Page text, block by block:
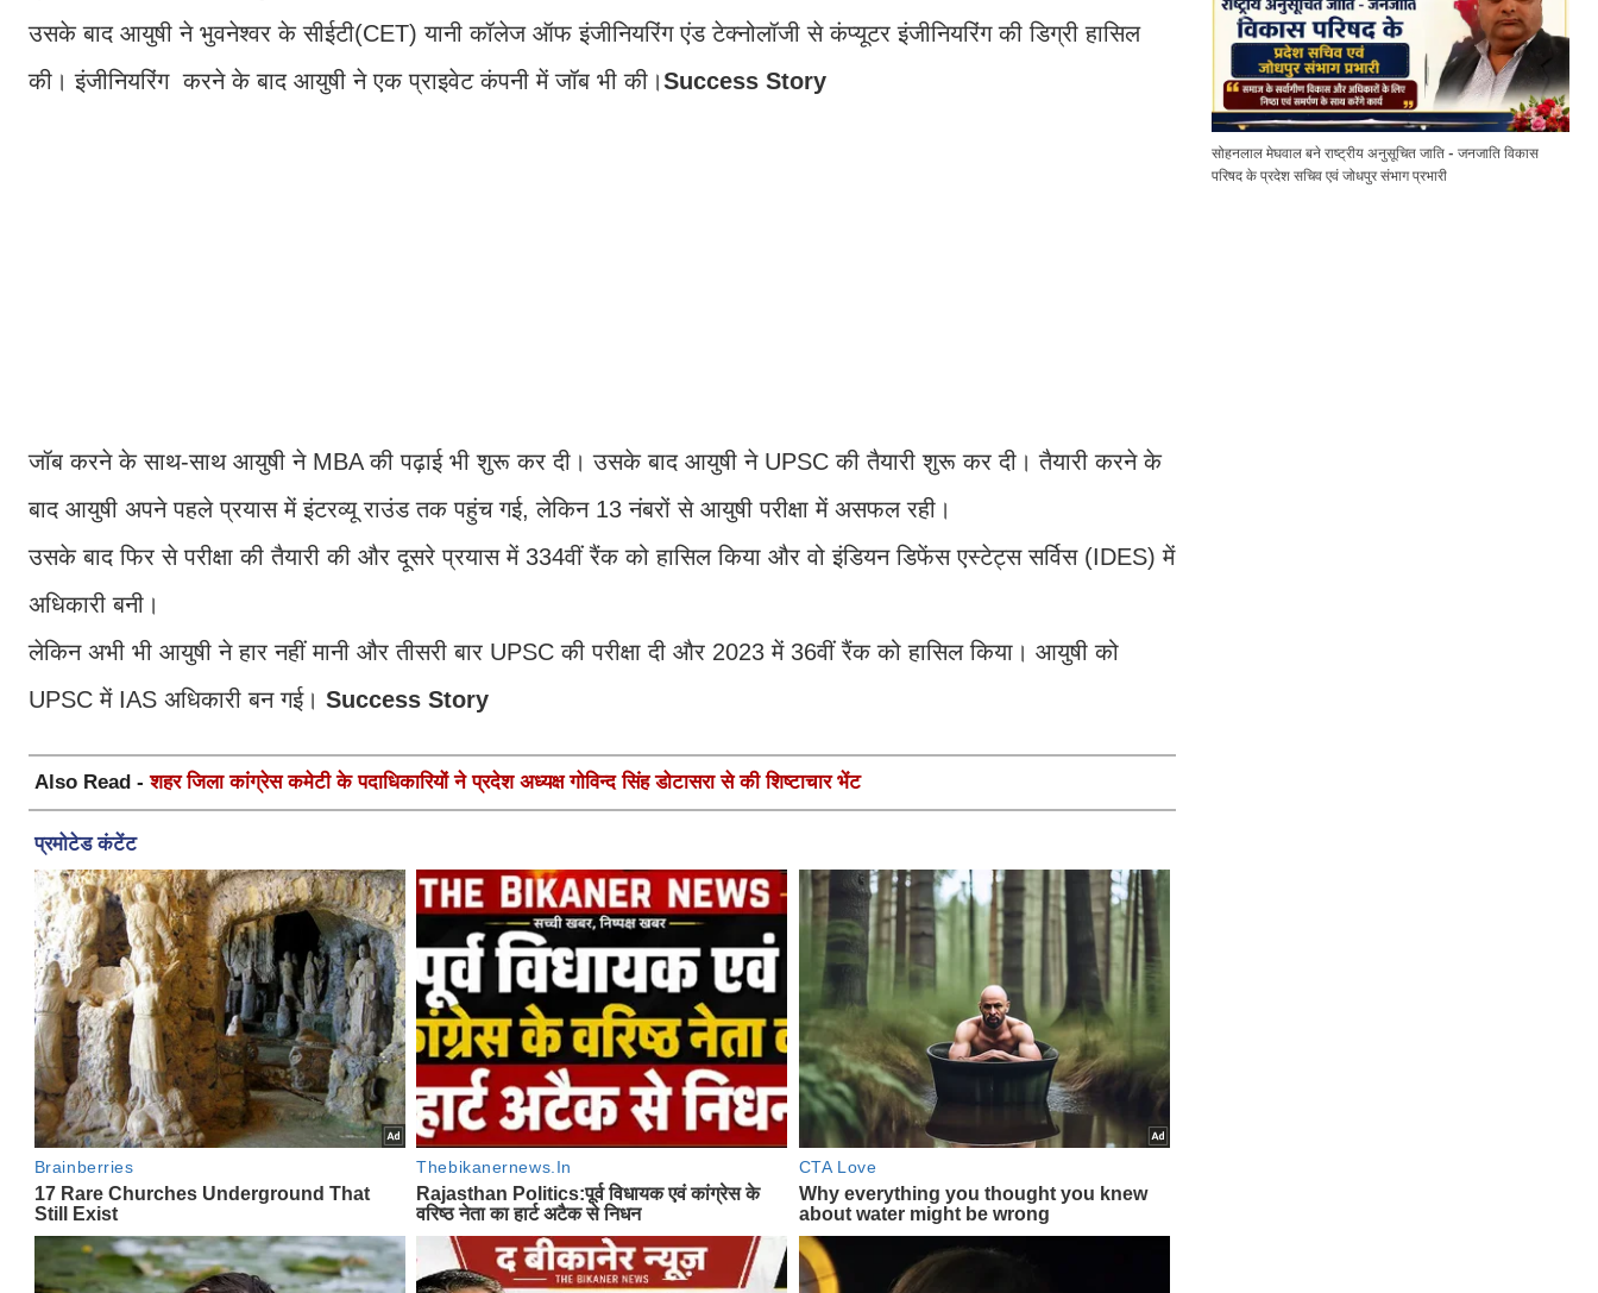
उसके बाद आयुषी ने भुवनेश्वर के सीईटी(CET) यानी कॉलेज ऑफ इंजीनियरिंग एंड टेक्नोलॉजी से कंप्यूटर इंजीनियरिंग की डिग्री हासिल
की। इंजीनियरिंग करने के बाद आयुषी ने एक प्राइवेट कंपनी में जॉब भी की।Success Story
जॉब करने के साथ-साथ आयुषी ने MBA की पढ़ाई भी शुरू कर दी। उसके बाद आयुषी ने UPSC की तैयारी शुरू कर दी। तैयारी करने के
बाद आयुषी अपने पहले प्रयास में इंटरव्यू राउंड तक पहुंच गई, लेकिन 13 नंबरों से आयुषी परीक्षा में असफल रही।
उसके बाद फिर से परीक्षा की तैयारी की और दूसरे प्रयास में 334वीं रैंक को हासिल किया और वो इंडियन डिफेंस एस्टेट्स सर्विस (IDES) में
अधिकारी बनी।
लेकिन अभी भी आयुषी ने हार नहीं मानी और तीसरी बार UPSC की परीक्षा दी और 2023 में 36वीं रैंक को हासिल किया। आयुषी को
UPSC में IAS अधिकारी बन गई। Success Story
Also Read -शहर जिला कांग्रेस कमेटी के पदाधिकारियों ने प्रदेश अध्यक्ष गोविन्द सिंह डोटासरा से की शिष्टाचार भेंट
सोहनलाल मेघवाल बने राष्ट्रीय अनुसूचित जाति - जनजाति विकास
परिषद के प्रदेश सचिव एवं जोधपुर संभाग प्रभारी